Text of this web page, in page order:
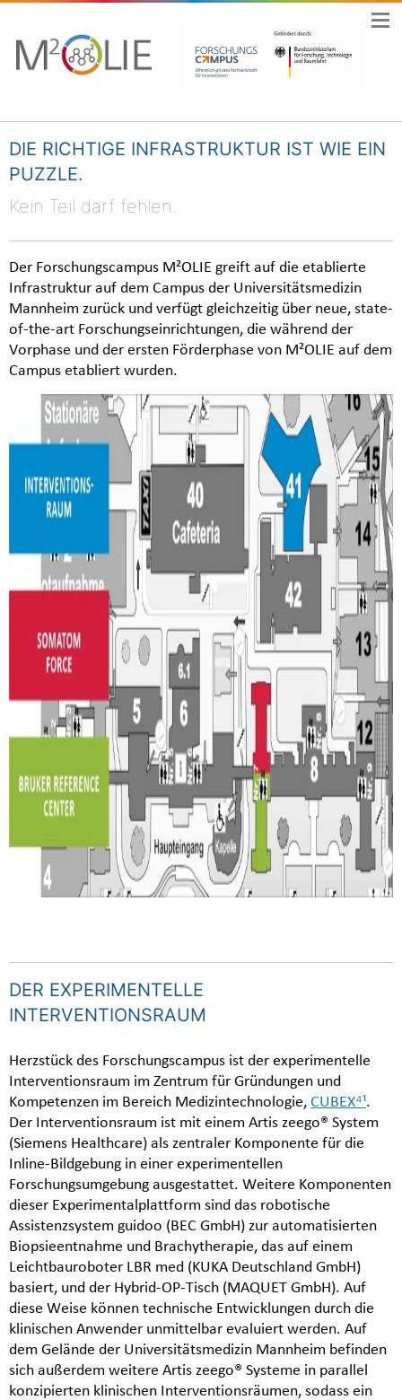
DIE RICHTIGE INFRASTRUKTUR IST WIE EIN
PUZZLE.
Kein Teil darf fehlen.
Der Forschungscampus M²OLIE greift auf die etablierte
Infrastruktur auf dem Campus der Universitätsmedizin
Mannheim zurück und verfügt gleichzeitig über neue, state-
of-the-art Forschungseinrichtungen, die während der
Vorphase und der ersten Förderphase von M²OLIE auf dem
Campus etabliert wurden.
DER EXPERIMENTELLE
INTERVENTIONSRAUM
Herzstück des Forschungscampus ist der experimentelle
Interventionsraum im Zentrum für Gründungen und
Kompetenzen im Bereich Medizintechnologie, CUBEX⁴¹
Der Interventionsraum ist mit einem Artis zeego® System
(Siemens Healthcare) als zentraler Komponente für die
Inline-Bildgebung in einer experimentellen
Forschungsumgebung ausgestattet. Weitere Komponenten
dieser Experimentalplattform sind das robotische
Assistenzsystem guidoo (BEC GmbH) zur automatisierten
Biopsieentnahme und Brachytherapie, das auf einem
Leichtbauroboter LBR med (KUKA Deutschland GmbH)
basiert, und der Hybrid-OP-Tisch (MAQUET GmbH). Auf
diese Weise können technische Entwicklungen durch die
klinischen Anwender unmittelbar evaluiert werden. Auf
dem Gelände der Universitätsmedizin Mannheim befinden
sich außerdem weitere Artis zeego® Systeme in parallel
konzipierten klinischen Interventionsräumen, sodass ein